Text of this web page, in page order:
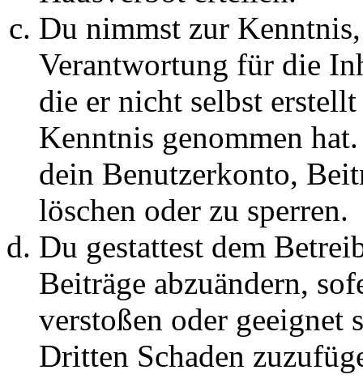
Du nimmst zur
Verantwortung für die
die er nicht selbst
Kenntnis genommen
dein Benutzerkonto,
löschen oder zu sperren.
Du gestattest dem
Beiträge abzuändern,
verstoßen oder geeignet
Dritten Schaden